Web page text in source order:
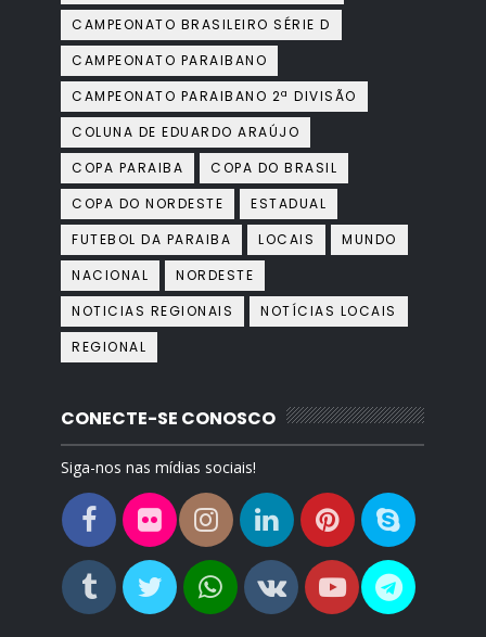
CAMPEONATO BRASILEIRO SÉRIE D
CAMPEONATO PARAIBANO
CAMPEONATO PARAIBANO 2ª DIVISÃO
COLUNA DE EDUARDO ARAÚJO
COPA PARAIBA
COPA DO BRASIL
COPA DO NORDESTE
ESTADUAL
FUTEBOL DA PARAIBA
LOCAIS
MUNDO
NACIONAL
NORDESTE
NOTICIAS REGIONAIS
NOTÍCIAS LOCAIS
REGIONAL
CONECTE-SE CONOSCO
Siga-nos nas mídias sociais!